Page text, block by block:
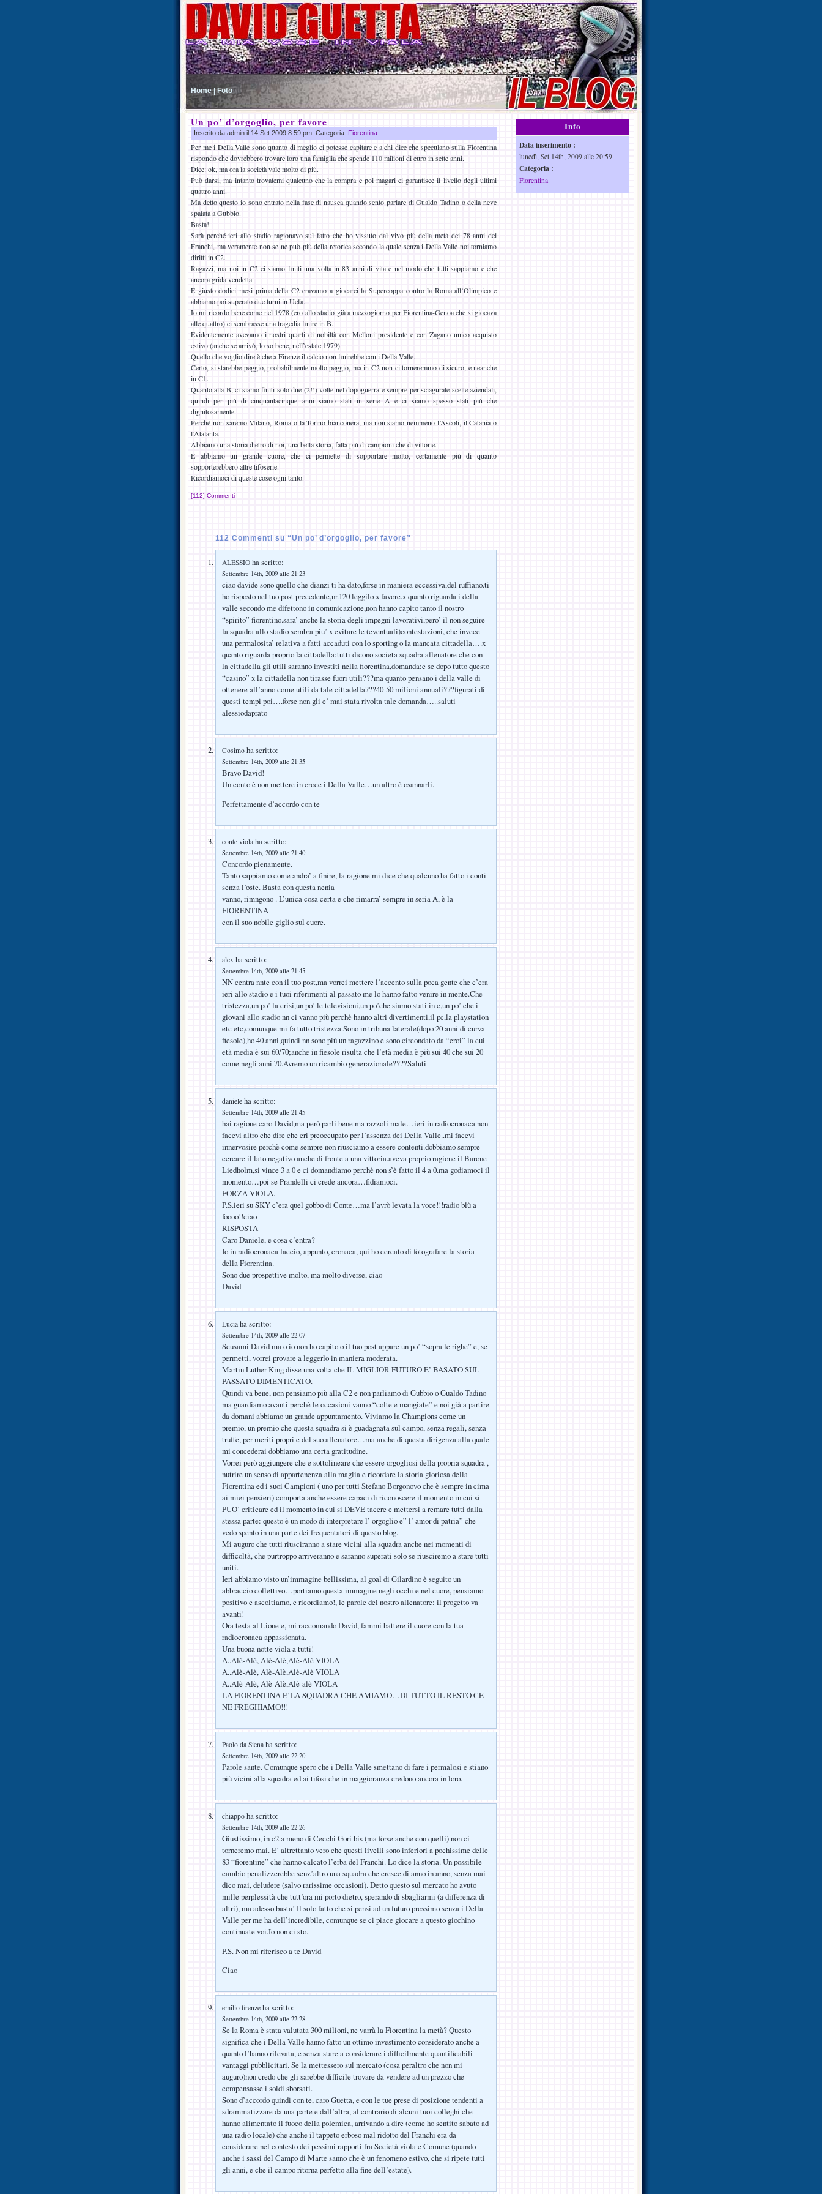
Home | Foto
Un po’ d’orgoglio, per favore
Inserito da admin il 14 Set 2009 8:59 pm. Categoria: Fiorentina
Per me i Della Valle sono quanto di meglio ci potesse capitare e a chi dice che speculano sulla Fiorentina
rispondo che dovrebbero trovare loro una famiglia che spende 110 milioni di euro in sette anni.
Dice: ok, ma ora la società vale molto di più.
Può darsi, ma intanto trovatemi qualcuno che la compra e poi magari ci garantisce il livello degli ultimi
quattro anni.
Ma detto questo io sono entrato nella fase di nausea quando sento parlare di Gualdo Tadino o della neve
spalata a Gubbio.
Basta!
Sarà perché ieri allo stadio ragionavo sul fatto che ho vissuto dal vivo più della metà dei 78 anni del
Franchi, ma veramente non se ne può più della retorica secondo la quale senza i Della Valle noi torniamo
diritti in C2.
Ragazzi, ma noi in C2 ci siamo finiti una volta in 83 anni di vita e nel modo che tutti sappiamo e che
ancora grida vendetta.
E giusto dodici mesi prima della C2 eravamo a giocarci la Supercoppa contro la Roma all’Olimpico e
abbiamo poi superato due turni in Uefa.
Io mi ricordo bene come nel 1978 (ero allo stadio già a mezzogiorno per Fiorentina-Genoa che si giocava
alle quattro) ci sembrasse una tragedia finire in B.
Evidentemente avevamo i nostri quarti di nobiltà con Melloni presidente e con Zagano unico acquisto
estivo (anche se arrivò, lo so bene, nell’estate 1979).
Quello che voglio dire è che a Firenze il calcio non finirebbe con i Della Valle.
Certo, si starebbe peggio, probabilmente molto peggio, ma in C2 non ci torneremmo di sicuro, e neanche
in C1.
Quanto alla B, ci siamo finiti solo due (2!!) volte nel dopoguerra e sempre per sciagurate scelte aziendali,
quindi per più di cinquantacinque anni siamo stati in serie A e ci siamo spesso stati più che
dignitosamente.
Perché non saremo Milano, Roma o la Torino bianconera, ma non siamo nemmeno l’Ascoli, il Catania o
l’Atalanta.
Abbiamo una storia dietro di noi, una bella storia, fatta più di campioni che di vittorie.
E abbiamo un grande cuore, che ci permette di sopportare molto, certamente più di quanto
sopporterebbero altre tifoserie.
Ricordiamoci di queste cose ogni tanto.
[112] Commenti
112 Commenti su “Un po’ d’orgoglio, per favore”
ALESSIO ha scritto:
Settembre 14th, 2009 alle 21:23
ciao davide sono quello che dianzi ti ha dato,forse in maniera eccessiva,del ruffiano.ti
ho risposto nel tuo post precedente,nr.120 leggilo x favore.x quanto riguarda i della
valle secondo me difettono in comunicazione,non hanno capito tanto il nostro
“spirito” fiorentino.sara’ anche la storia degli impegni lavorativi,pero’ il non seguire
la squadra allo stadio sembra piu’ x evitare le (eventuali)contestazioni, che invece
una permalosita’ relativa a fatti accaduti con lo sporting o la mancata cittadella….x
quanto riguarda proprio la cittadella:tutti dicono societa squadra allenatore che con
la cittadella gli utili saranno investiti nella fiorentina,domanda:e se dopo tutto questo
“casino” x la cittadella non tirasse fuori utili???ma quanto pensano i della valle di
ottenere all’anno come utili da tale cittadella???40-50 milioni annuali???figurati di
questi tempi poi….forse non gli e’ mai stata rivolta tale domanda…..saluti
alessiodaprato
Cosimo ha scritto:
Settembre 14th, 2009 alle 21:35
Bravo David!
Un conto è non mettere in croce i Della Valle…un altro è osannarli.
Perfettamente d’accordo con te
conte viola ha scritto:
Settembre 14th, 2009 alle 21:40
Concordo pienamente.
Tanto sappiamo come andra’ a finire, la ragione mi dice che qualcuno ha fatto i conti
senza l’oste. Basta con questa nenia
vanno, rimngono . L’unica cosa certa e che rimarra’ sempre in seria A, è la
FIORENTINA
con il suo nobile giglio sul cuore.
alex ha scritto:
Settembre 14th, 2009 alle 21:45
NN centra nnte con il tuo post,ma vorrei mettere l’accento sulla poca gente che c’era
ieri allo stadio e i tuoi riferimenti al passato me lo hanno fatto venire in mente.Che
tristezza,un po’ la crisi,un po’ le televisioni,un po’che siamo stati in c,un po’ che i
giovani allo stadio nn ci vanno più perchè hanno altri divertimenti,il pc,la playstation
etc etc,comunque mi fa tutto tristezza.Sono in tribuna laterale(dopo 20 anni di curva
fiesole),ho 40 anni,quindi nn sono più un ragazzino e sono circondato da “eroi” la cui
età media è sui 60/70;anche in fiesole risulta che l’età media è più sui 40 che sui 20
come negli anni 70.Avremo un ricambio generazionale????Saluti
daniele ha scritto:
Settembre 14th, 2009 alle 21:45
hai ragione caro David,ma però parli bene ma razzoli male…ieri in radiocronaca non
facevi altro che dire che eri preoccupato per l’assenza dei Della Valle..mi facevi
innervosire perchè come sempre non riusciamo a essere contenti.dobbiamo sempre
cercare il lato negativo anche di fronte a una vittoria.aveva proprio ragione il Barone
Liedholm,si vince 3 a 0 e ci domandiamo perchè non s’è fatto il 4 a 0.ma godiamoci il
momento…poi se Prandelli ci crede ancora…fidiamoci.
FORZA VIOLA.
P.S.ieri su SKY c’era quel gobbo di Conte…ma l’avrò levata la voce!!!radio blù a
foooo!!ciao
RISPOSTA
Caro Daniele, e cosa c’entra?
Io in radiocronaca faccio, appunto, cronaca, qui ho cercato di fotografare la storia
della Fiorentina.
Sono due prospettive molto, ma molto diverse, ciao
David
Lucia ha scritto:
Settembre 14th, 2009 alle 22:07
Scusami David ma o io non ho capito o il tuo post appare un po’ “sopra le righe” e, se
permetti, vorrei provare a leggerlo in maniera moderata.
Martin Luther King disse una volta che IL MIGLIOR FUTURO E’ BASATO SUL
PASSATO DIMENTICATO.
Quindi va bene, non pensiamo più alla C2 e non parliamo di Gubbio o Gualdo Tadino
ma guardiamo avanti perchè le occasioni vanno “colte e mangiate” e noi già a partire
da domani abbiamo un grande appuntamento. Viviamo la Champions come un
premio, un premio che questa squadra si è guadagnata sul campo, senza regali, senza
truffe, per meriti propri e del suo allenatore…ma anche di questa dirigenza alla quale
mi concederai dobbiamo una certa gratitudine.
Vorrei però aggiungere che e sottolineare che essere orgogliosi della propria squadra ,
nutrire un senso di appartenenza alla maglia e ricordare la storia gloriosa della
Fiorentina ed i suoi Campioni ( uno per tutti Stefano Borgonovo che è sempre in cima
ai miei pensieri) comporta anche essere capaci di riconoscere il momento in cui si
PUO’ criticare ed il momento in cui si DEVE tacere e mettersi a remare tutti dalla
stessa parte: questo è un modo di interpretare l’ orgoglio e” l’ amor di patria” che
vedo spento in una parte dei frequentatori di questo blog.
Mi auguro che tutti riusciranno a stare vicini alla squadra anche nei momenti di
difficoltà, che purtroppo arriveranno e saranno superati solo se riusciremo a stare tutti
uniti.
Ieri abbiamo visto un’immagine bellissima, al goal di Gilardino è seguito un
abbraccio collettivo…portiamo questa immagine negli occhi e nel cuore, pensiamo
positivo e ascoltiamo, e ricordiamo!, le parole del nostro allenatore: il progetto va
avanti!
Ora testa al Lione e, mi raccomando David, fammi battere il cuore con la tua
radiocronaca appassionata.
Una buona notte viola a tutti!
A..Alè-Alè, Alè-Alè,Alè-Alè VIOLA
A..Alè-Alè, Alè-Alè,Alè-Alè VIOLA
A..Alè-Alè, Alè-Alè,Alè-alè VIOLA
LA FIORENTINA E’LA SQUADRA CHE AMIAMO…DI TUTTO IL RESTO CE
NE FREGHIAMO!!!
Paolo da Siena ha scritto:
Settembre 14th, 2009 alle 22:20
Parole sante. Comunque spero che i Della Valle smettano di fare i permalosi e stiano
più vicini alla squadra ed ai tifosi che in maggioranza credono ancora in loro.
chiappo ha scritto:
Settembre 14th, 2009 alle 22:26
Giustissimo, in c2 a meno di Cecchi Gori bis (ma forse anche con quelli) non ci
torneremo mai. E’ altrettanto vero che questi livelli sono inferiori a pochissime delle
83 “fiorentine” che hanno calcato l’erba del Franchi. Lo dice la storia. Un possibile
cambio penalizzerebbe senz’altro una squadra che cresce di anno in anno, senza mai
dico mai, deludere (salvo rarissime occasioni). Detto questo sul mercato ho avuto
mille perplessità che tutt’ora mi porto dietro, sperando di sbagliarmi (a differenza di
altri), ma adesso basta! Il solo fatto che si pensi ad un futuro prossimo senza i Della
Valle per me ha dell’incredibile, comunque se ci piace giocare a questo giochino
continuate voi.Io non ci sto.
P.S. Non mi riferisco a te David
Ciao
emilio firenze ha scritto:
Settembre 14th, 2009 alle 22:28
Se la Roma è stata valutata 300 milioni, ne varrà la Fiorentina la metà? Questo
significa che i Della Valle hanno fatto un ottimo investimento considerato anche a
quanto l’hanno rilevata, e senza stare a considerare i difficilmente quantificabili
vantaggi pubblicitari. Se la mettessero sul mercato (cosa peraltro che non mi
auguro)non credo che gli sarebbe difficile trovare da vendere ad un prezzo che
compensasse i soldi sborsati.
Sono d’accordo quindi con te, caro Guetta, e con le tue prese di posizione tendenti a
sdrammatizzare da una parte e dall’altra, al contrario di alcuni tuoi colleghi che
hanno alimentato il fuoco della polemica, arrivando a dire (come ho sentito sabato ad
una radio locale) che anche il tappeto erboso mal ridotto del Franchi era da
considerare nel contesto dei pessimi rapporti fra Società viola e Comune (quando
anche i sassi del Campo di Marte sanno che è un fenomeno estivo, che si ripete tutti
gli anni, e che il campo ritorna perfetto alla fine dell’estate).
Info
Data inserimento :
lunedì, Set 14th, 2009 alle 20:59
Categoria :
Fiorentina